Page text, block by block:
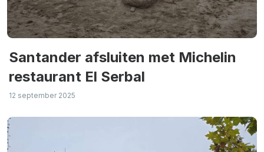
Santander afsluiten met Michelin
restaurant El Serbal
12 september 2025